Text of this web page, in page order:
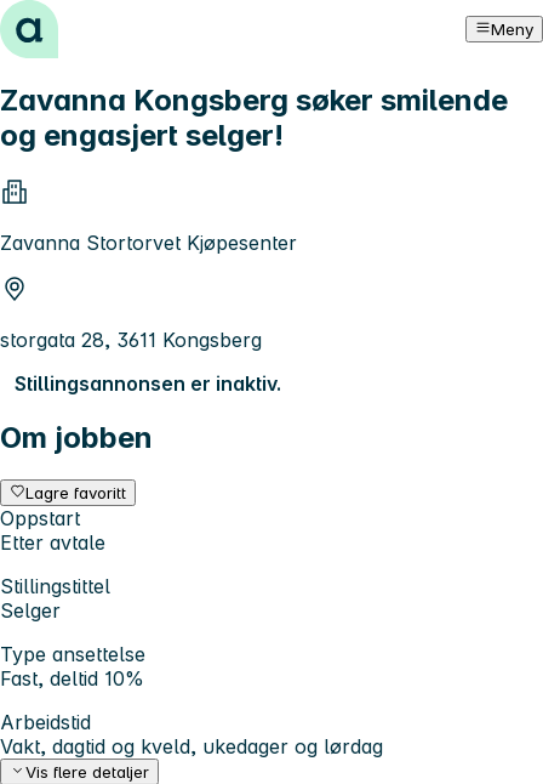
Hopp til innhold Meny
Zavanna Kongsberg søker smilende
og engasjert selger!
Zavanna Stortorvet Kjøpesenter
storgata 28, 3611 Kongsberg
Stillingsannonsen er inaktiv.
Om jobben
Lagre favoritt
Oppstart
Etter avtale
Stillingstittel
Selger
Type ansettelse
Fast, deltid 10%
Arbeidstid
Vakt, dagtid og kveld, ukedager og lørdag
Vis flere detaljer